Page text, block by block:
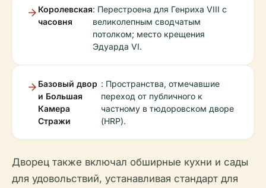
Королевская
часовня
: Перестроена для Генриха VIII с
великолепным сводчатым
потолком; место крещения
Эдуарда VI.
Базовый двор
и Большая
Камера
Стражи
: Пространства, отмечавшие
переход от публичного к
частному в тюдоровском дворе
(HRP).
Дворец также включал обширные кухни и сады
для удовольствий, устанавливая стандарт для